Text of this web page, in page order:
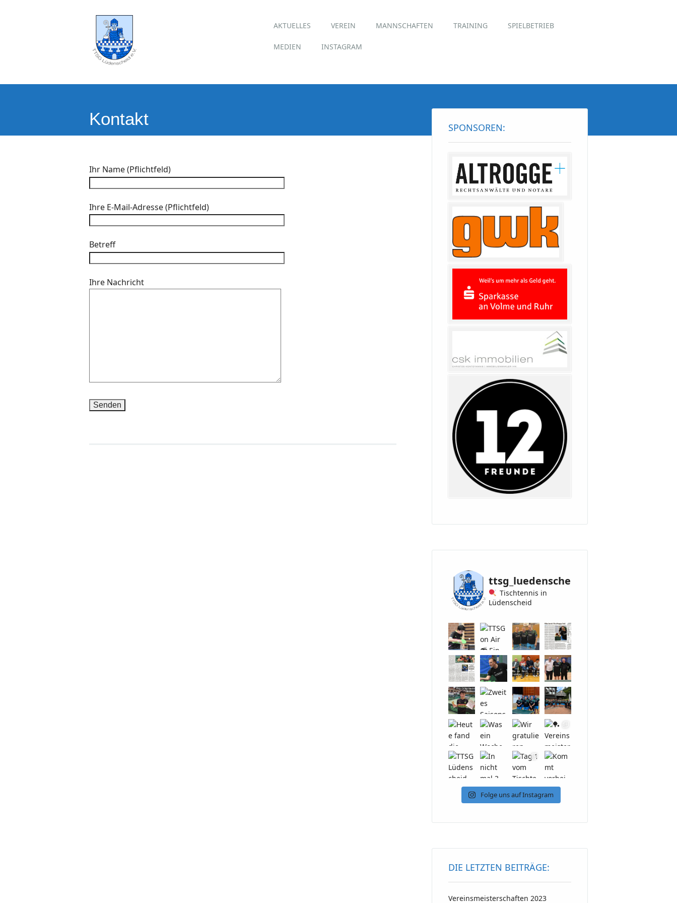
Hauptmenü
Zum
springen
AKTUELLES VEREIN MANNSCHAFTEN TRAINING SPIELBETRIEB
MEDIEN INSTAGRAM
Kontakt
Ihr Name (Pflichtfeld)
Ihre E-Mail-Adresse (Pflichtfeld)
Betreff
Ihre Nachricht
SPONSOREN:
ttsg_luedenscheid
Tischtennis in
Lüdenscheid
Folge uns auf Instagram
DIE LETZTEN BEITRÄGE:
Vereinsmeisterschaften 2023